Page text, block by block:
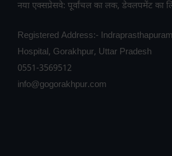
नया एक्सप्रेसवे: पूर्वांचल का लक, डेवलपमेंट का
Registered Address:-
Hospital, Gorakhpur, Uttar Pradesh
0551-3569512
info@gogorakhpur.com